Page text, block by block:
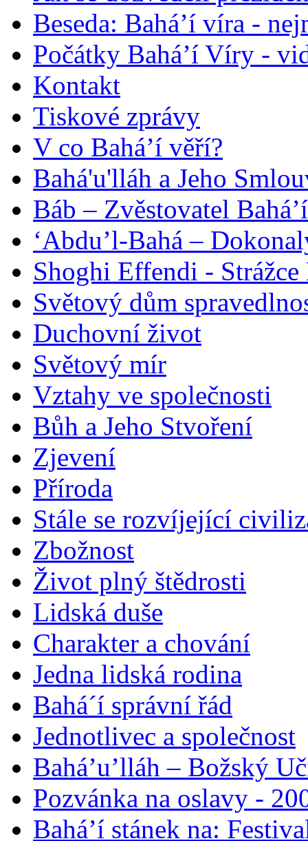
Beseda: Bahá’í víra -
Počátky Bahá’í Víry -
Kontakt
Tiskové zprávy
V co Bahá’í věří?
Bahá'u'lláh a Jeho
Báb – Zvěstovatel
‘Abdu’l-Bahá –
Shoghi Effendi -
Světový dům
Duchovní život
Světový mír
Vztahy ve společnosti
Bůh a Jeho Stvoření
Zjevení
Příroda
Stále se rozvíjející
Zbožnost
Život plný štědrosti
Lidská duše
Charakter a chování
Jedna lidská rodina
Bahá´í správní řád
Jednotlivec a společnost
Bahá’u’lláh – Božský
Pozvánka na oslavy -
Bahá’í stánek na: